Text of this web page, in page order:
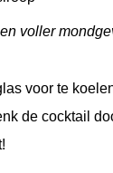
voller
voor te
de cocktail